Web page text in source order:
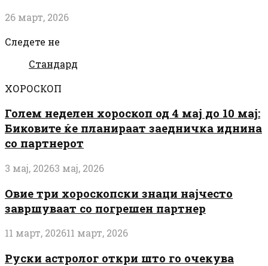
26 март, 2026
Следете не
Стандард
ХОРОСКОП
Голем неделен хороскоп од 4 мај до 10 мај:
Биковите ќе планираат заедничка иднина
со партнерот
3 мај, 20263 мај, 2026
Овие три хороскопски знаци најчесто
завршуваат со погрешен партнер
11 март, 202611 март, 2026
Руски астролог откри што го очекува